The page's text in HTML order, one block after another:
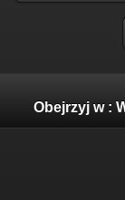
Obejrzyj w :